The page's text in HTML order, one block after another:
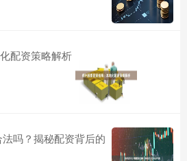
配资策略解析
吗？揭秘配资背后的